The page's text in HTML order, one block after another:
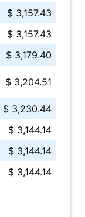
$ 3,157.43
$ 3,157.43
$ 3,179.40
$ 3,204.51
$ 3,230.44
$ 3,144.14
$ 3,144.14
$ 3,144.14